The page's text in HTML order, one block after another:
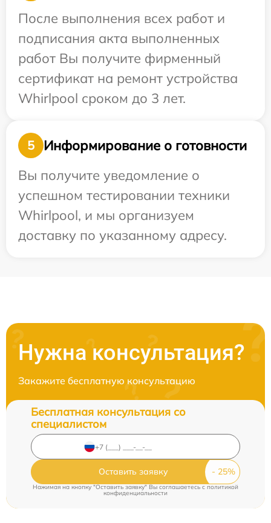
После выполнения всех работ и
подписания акта выполненных
работ Вы получите фирменный
сертификат на ремонт устройства
Whirlpool сроком до 3 лет.
5
Информирование о готовности
Вы получите уведомление о
успешном тестировании техники
Whirlpool, и мы организуем
доставку по указанному адресу.
Нужна консультация?
Закажите бесплатную консультацию
Бесплатная консультация со
специалистом
Оставить заявку
Нажимая на кнопку "Оставить заявку" Вы соглашаетесь c политикой
конфиденциальности